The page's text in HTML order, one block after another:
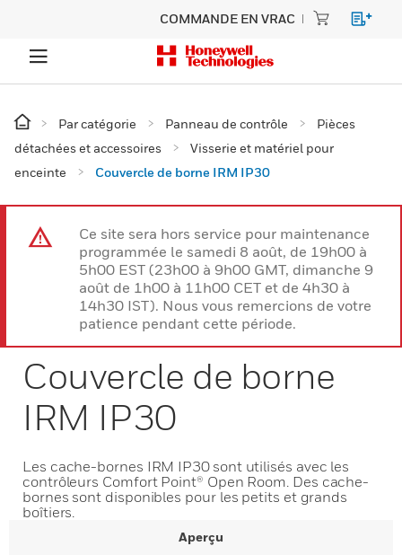
COMMANDE EN VRAC
Par catégorie Panneau de contrôle
Pièces
détachées et accessoires
Visserie et matériel pour
enceinte
Couvercle de borne IRM IP30
Ce site sera hors service pour maintenance
programmée le samedi 8 août, de 19h00 à
5h00 EST (23h00 à 9h00 GMT, dimanche 9
août de 1h00 à 11h00 CET et de 4h30 à
14h30 IST). Nous vous remercions de votre
patience pendant cette période.
Couvercle de borne
IRM IP30
Les cache-bornes IRM IP30 sont utilisés avec les
contrôleurs Comfort Point® Open Room. Des cache-
bornes sont disponibles pour les petits et grands
boîtiers.
Aperçu